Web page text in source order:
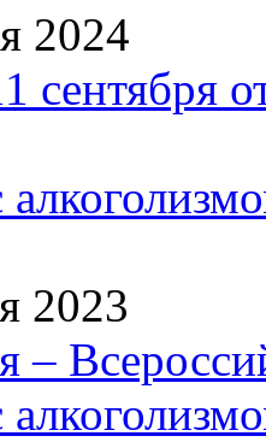
2024
сентября
2023
–